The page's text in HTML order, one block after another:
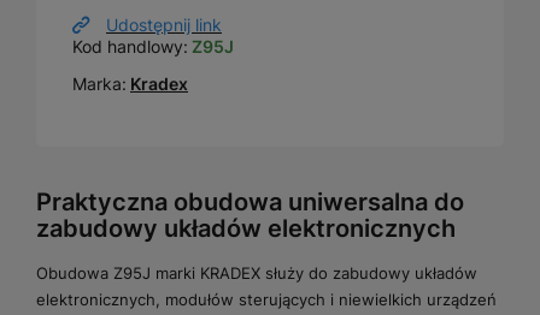
Udostępnij link
Kod handlowy: Z95J
Marka: Kradex
Praktyczna obudowa uniwersalna do
zabudowy układów elektronicznych
Obudowa Z95J marki KRADEX służy do zabudowy układów
elektronicznych, modułów sterujących i niewielkich urządzeń